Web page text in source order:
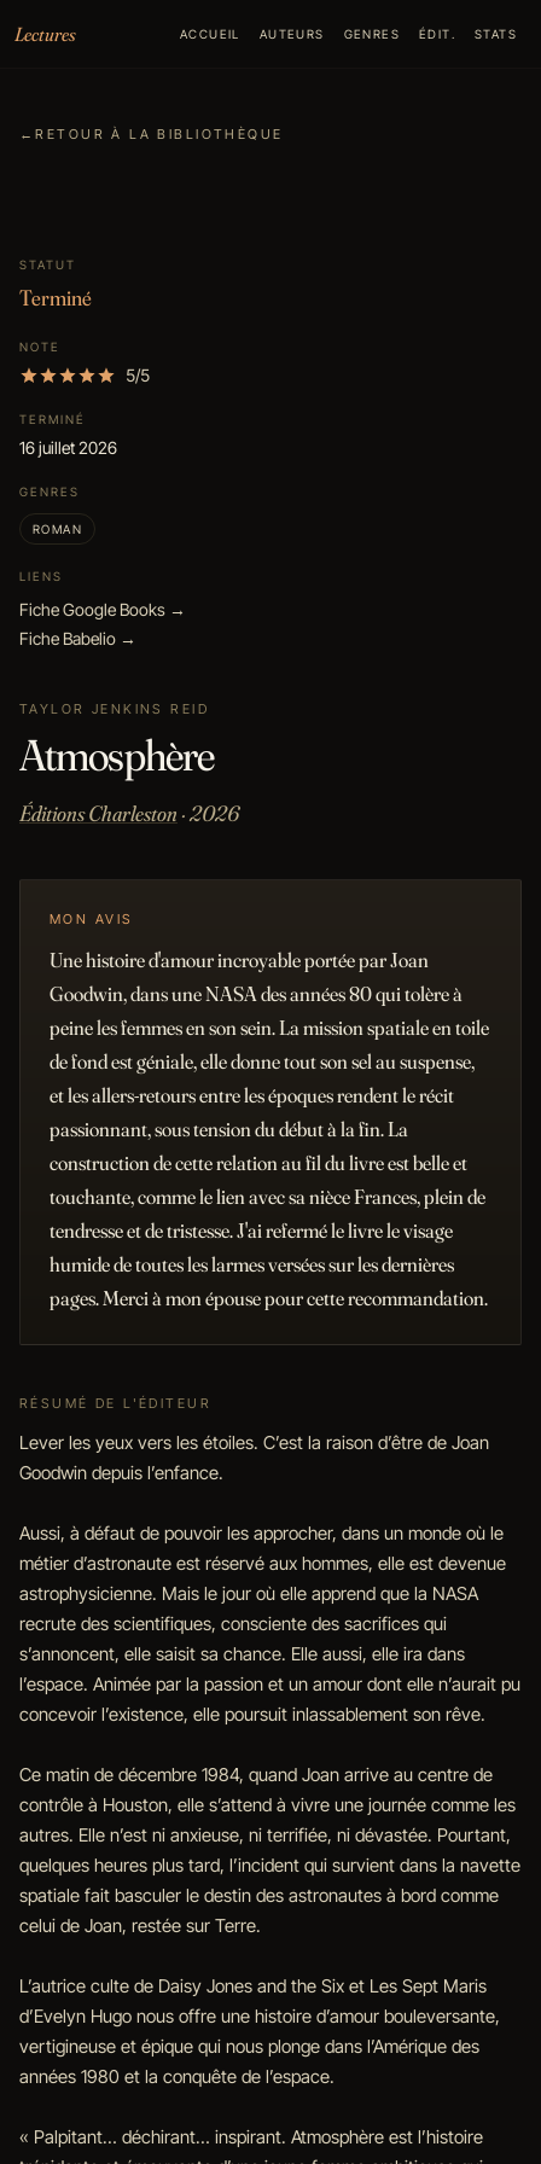
Lectures
ACCUEIL AUTEURS GENRES ÉDIT. STATS
←RETOUR À LA BIBLIOTHÈQUE
STATUT
Terminé
NOTE
5/5
TERMINÉ
16 juillet 2026
GENRES
ROMAN
LIENS
Fiche Google Books →
Fiche Babelio →
TAYLOR JENKINS REID
Atmosphère
Éditions Charleston · 2026
MON AVIS
Une histoire d'amour incroyable portée par Joan
Goodwin, dans une NASA des années 80 qui tolère à
peine les femmes en son sein. La mission spatiale en toile
de fond est géniale, elle donne tout son sel au suspense,
et les allers-retours entre les époques rendent le récit
passionnant, sous tension du début à la fin. La
construction de cette relation au fil du livre est belle et
touchante, comme le lien avec sa nièce Frances, plein de
tendresse et de tristesse. J'ai refermé le livre le visage
humide de toutes les larmes versées sur les dernières
pages. Merci à mon épouse pour cette recommandation.
RÉSUMÉ DE L'ÉDITEUR
Lever les yeux vers les étoiles. C’est la raison d’être de Joan
Goodwin depuis l’enfance.
Aussi, à défaut de pouvoir les approcher, dans un monde où le
métier d’astronaute est réservé aux hommes, elle est devenue
astrophysicienne. Mais le jour où elle apprend que la NASA
recrute des scientifiques, consciente des sacrifices qui
s’annoncent, elle saisit sa chance. Elle aussi, elle ira dans
l’espace. Animée par la passion et un amour dont elle n’aurait pu
concevoir l’existence, elle poursuit inlassablement son rêve.
Ce matin de décembre 1984, quand Joan arrive au centre de
contrôle à Houston, elle s’attend à vivre une journée comme les
autres. Elle n’est ni anxieuse, ni terrifiée, ni dévastée. Pourtant,
quelques heures plus tard, l’incident qui survient dans la navette
spatiale fait basculer le destin des astronautes à bord comme
celui de Joan, restée sur Terre.
L’autrice culte de Daisy Jones and the Six et Les Sept Maris
d’Evelyn Hugo nous offre une histoire d’amour bouleversante,
vertigineuse et épique qui nous plonge dans l’Amérique des
années 1980 et la conquête de l’espace.
« Palpitant… déchirant… inspirant. Atmosphère est l’histoire